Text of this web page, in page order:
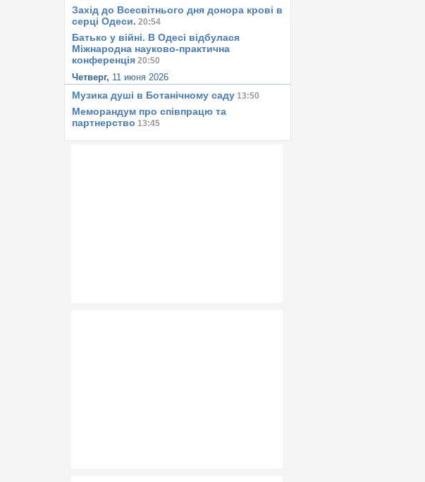
Захід до Всесвітнього дня донора крові в
серці Одеси. 20:54
Батько у вiйнi. В Одесi вiдбулася
Міжнародна науково-практична
конференція 20:50
Четверг, 11 июня 2026
Музика душi в Ботанiчному саду 13:50
Меморандум про співпрацю та
партнерство 13:45